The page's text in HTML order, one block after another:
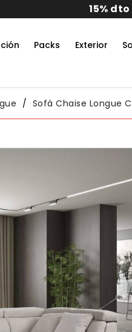
Packs Exterior
Sofá Chaise Longue